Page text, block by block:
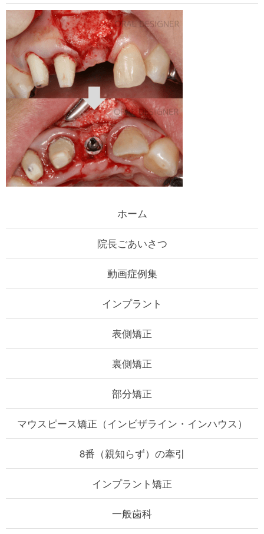
ホーム
院長ごあいさつ
動画症例集
インプラント
表側矯正
裏側矯正
部分矯正
マウスピース矯正 （インビザライン・インハウス）
8番（親知らず）の牽引
インプラント矯正
一般歯科